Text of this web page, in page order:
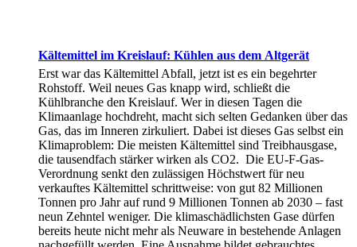
Kältemittel im Kreislauf: Kühlen aus dem Altgerät
Erst war das Kältemittel Abfall, jetzt ist es ein begehrter
Rohstoff. Weil neues Gas knapp wird, schließt die
Kühlbranche den Kreislauf. Wer in diesen Tagen die
Klimaanlage hochdreht, macht sich selten Gedanken über das
Gas, das im Inneren zirkuliert. Dabei ist dieses Gas selbst ein
Klimaproblem: Die meisten Kältemittel sind Treibhausgase,
die tausendfach stärker wirken als CO2. Die EU-F-Gas-
Verordnung senkt den zulässigen Höchstwert für neu
verkauftes Kältemittel schrittweise: von gut 82 Millionen
Tonnen pro Jahr auf rund 9 Millionen Tonnen ab 2030 – fast
neun Zehntel weniger. Die klimaschädlichsten Gase dürfen
bereits heute nicht mehr als Neuware in bestehende Anlagen